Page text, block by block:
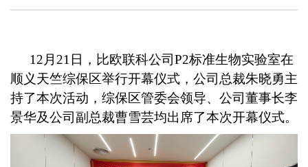
12 月21日，比欧联科公司P2标准生物实验室在
顺义天竺综保区举行开幕仪式，公司总裁朱晓勇主
持了本次活动，综保区管委会领导、公司董事长李
景华及公司副总裁曹雪芸均出席了本次开幕仪式。